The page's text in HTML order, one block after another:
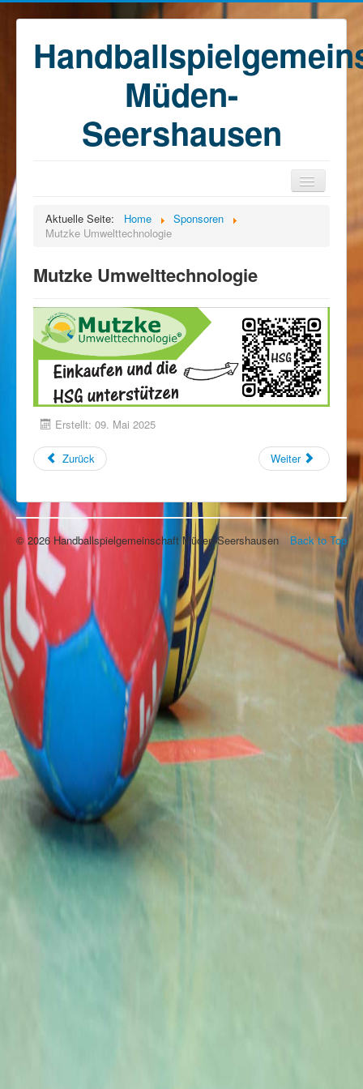
Müden-
Seershausen
Teams
Förderkreis
Sponsoren
Aktuelle Seite: Home
Sponsoren
Mutzke Umwelttechnologie
Mutzke Umwelttechnologie
Erstellt: 09. Mai 2025
Zurück Weiter
Back to Top
© 2026 Handballspielgemeinschaft Müden-Seershausen